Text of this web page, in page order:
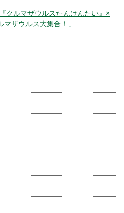
クルマザウルスたんけんたい』×
ザウルス大集合！」